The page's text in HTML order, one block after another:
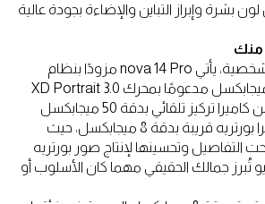
بشرة وإبراز التباين والإضاءة بجودة عالية
منك
لتحقيق أفضل صورة شخصية، يأتي nova 14 Pro مزودًا بنظام
كاميرا ثنائي بدقة 50 ميجابكسل مدعومًا بمحرك XD Portrait 3.0
الذكي. يتكون النظام من كاميرا تركيز تلقائي بدقة 50 ميجابكسل
للصور البورتريه وكاميرا بورتريه قريبة بدقة 8 ميجابكسل، حيث
التفاصيل وتحسينها لإنتاج صور بورتريه
تُبرز جمالك الحقيقي مهما كان الأسلوب أو